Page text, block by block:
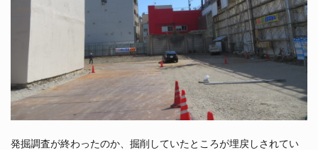
発掘調査が終わったのか、掘削していたところが埋戻しされてい